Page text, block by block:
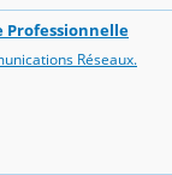
Professionnelle
Réseaux.